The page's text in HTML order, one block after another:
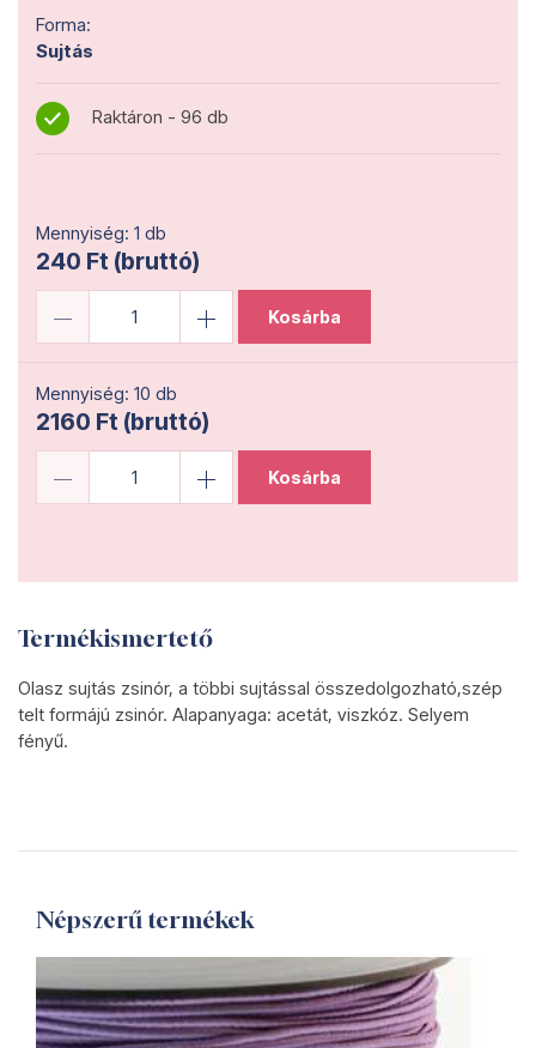
Forma:
Sujtás
Raktáron - 96 db
Mennyiség: 1 db
240 Ft (bruttó)
Kosárba
Mennyiség: 10 db
2160 Ft (bruttó)
Kosárba
Termékismertető
Olasz sujtás zsinór, a többi sujtással összedolgozható,szép
telt formájú zsinór. Alapanyaga: acetát, viszkóz. Selyem
fényű.
Népszerű termékek